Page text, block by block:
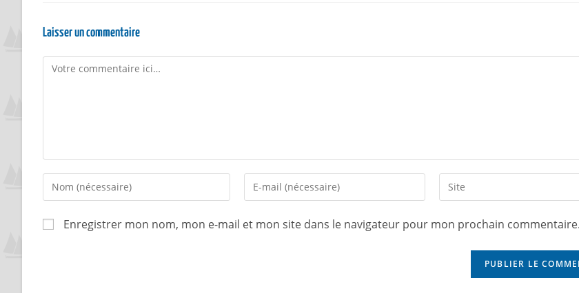
Laisser un commentaire
Enregistrer mon nom, mon e-mail et mon site dans le navigateur pour mon prochain commentaire.